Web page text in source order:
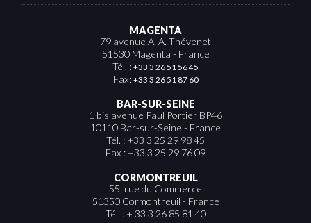
MAGENTA
79 avenue A. A. Thévenet
51530 Magenta - France
Tél. : +33 3 26 51 56 45
Fax: +33 3 26 51 87 60
BAR-SUR-SEINE
1 bis avenue Paul Portier BP46
10110 Bar-sur-Seine - France
Tél. : +33 3 25 29 98 45
Fax : +33 3 25 29 76 09
CORMONTREUIL
55, rue du Commerce
51350 Cormontreuil - France
Tél. : + 33 3 26 85 81 40